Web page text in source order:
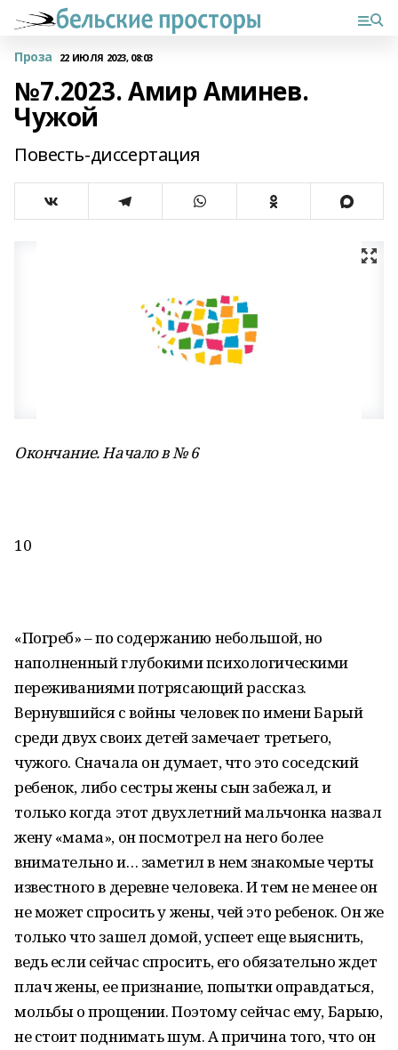
Проза 22 ИЮЛЯ 2023, 08:03
№7.2023. Амир Аминев.
Чужой
Повесть-диссертация
Окончание. Начало в № 6
10
«Погреб» – по содержанию небольшой, но
наполненный глубокими психологическими
переживаниями потрясающий рассказ.
Вернувшийся с войны человек по имени Барый
среди двух своих детей замечает третьего,
чужого. Сначала он думает, что это соседский
ребенок, либо сестры жены сын забежал, и
только когда этот двухлетний мальчонка назвал
жену «мама», он посмотрел на него более
внимательно и… заметил в нем знакомые черты
известного в деревне человека. И тем не менее он
не может спросить у жены, чей это ребенок. Он же
только что зашел домой, успеет еще выяснить,
ведь если сейчас спросить, его обязательно ждет
плач жены, ее признание, попытки оправдаться,
мольбы о прощении. Поэтому сейчас ему, Барыю,
не стоит поднимать шум. А причина того, что он